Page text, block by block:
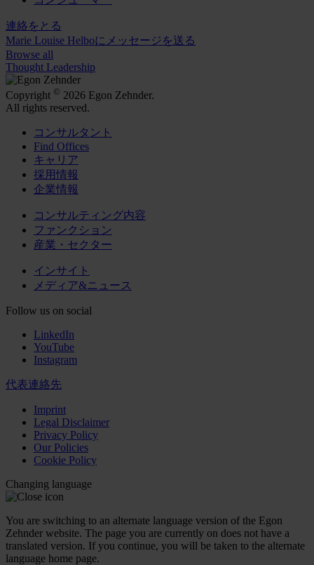
連絡をとる
Marie Louise Helboにメッセージを送る
Browse all
Thought Leadership
Copyright © 2026 Egon Zehnder.
All rights reserved.
コンサルタント
Find Offices
キャリア
採用情報
企業情報
コンサルティング内容
ファンクション
産業・セクター
インサイト
メディア&ニュース
Follow us on social
LinkedIn
YouTube
Instagram
代表連絡先
Imprint
Legal Disclaimer
Privacy Policy
Our Policies
Cookie Policy
Changing language
You are switching to an alternate language version of the Egon
Zehnder website. The page you are currently on does not have a
translated version. If you continue, you will be taken to the alternate
language home page.